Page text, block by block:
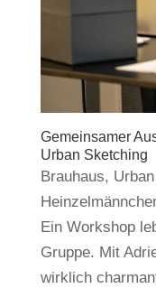
Gemeinsamer
Urban Sketching
Brauhaus,
Ein Workshop
Gruppe. Mit
wirklich